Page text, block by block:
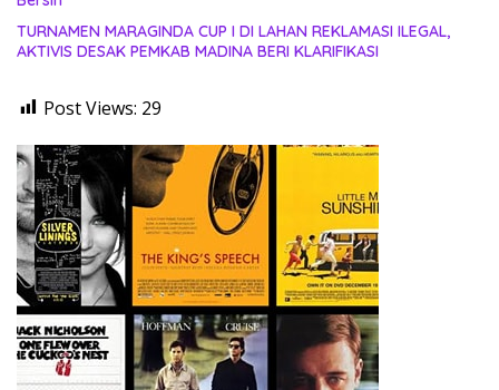
TURNAMEN MARAGINDA CUP I DI LAHAN REKLAMASI ILEGAL,
AKTIVIS DESAK PEMKAB MADINA BERI KLARIFIKASI
Post Views: 29